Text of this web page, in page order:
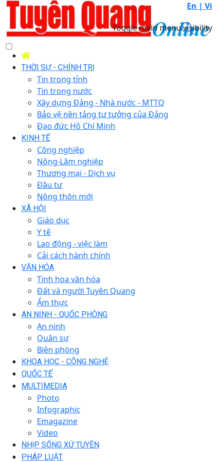
En | Vi
Toggle main menu visibility
THỜI SỰ - CHÍNH TRỊ
Tin trong tỉnh
Tin trong nước
Xây dựng Đảng - Nhà nước - MTTQ
Bảo vệ nền tảng tư tưởng của Đảng
Đạo đức Hồ Chí Minh
KINH TẾ
Công nghiệp
Nông-Lâm nghiệp
Thương mại - Dịch vụ
Đầu tư
Nông thôn mới
XÃ HỘI
Giáo dục
Y tế
Lao động - việc làm
Cải cách hành chính
VĂN HÓA
Tinh hoa văn hóa
Đất và người Tuyên Quang
Ẩm thực
AN NINH - QUỐC PHÒNG
An ninh
Quân sự
Biên phòng
KHOA HỌC - CÔNG NGHỆ
QUỐC TẾ
MULTIMEDIA
Photo
Infographic
Emagazine
Video
NHỊP SỐNG XỨ TUYÊN
PHÁP LUẬT